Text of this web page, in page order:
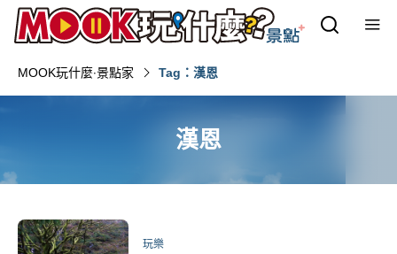
MOOK玩什麼‧景點家 Tag：漢恩
漢恩
玩樂